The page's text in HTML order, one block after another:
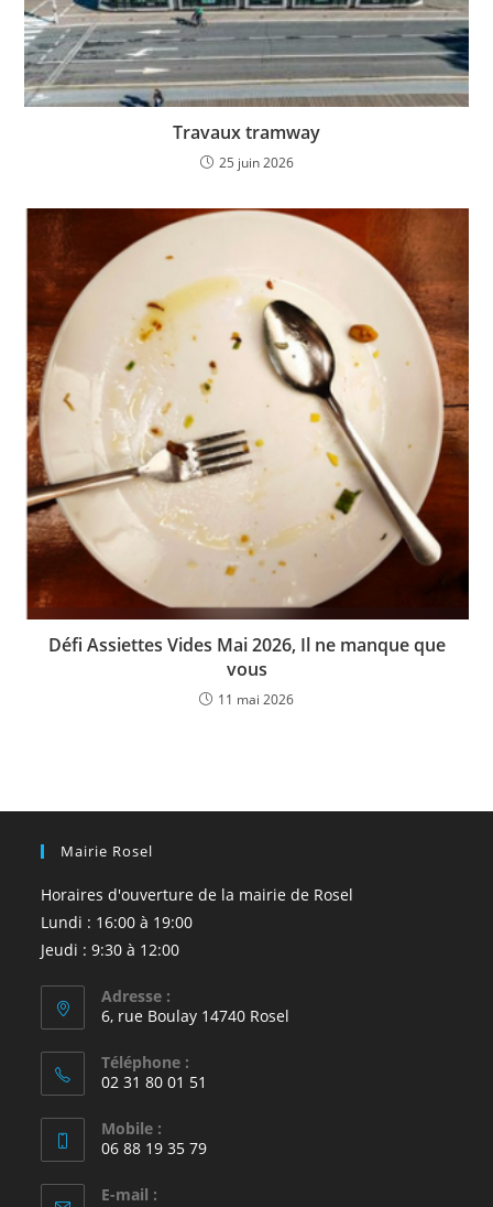
Travaux tramway
25 juin 2026
Défi Assiettes Vides Mai 2026, Il ne manque que
vous
11 mai 2026
Mairie Rosel
Horaires d'ouverture de la mairie de Rosel
Lundi : 16:00 à 19:00
Jeudi : 9:30 à 12:00
Adresse :
6, rue Boulay 14740 Rosel
Téléphone :
02 31 80 01 51
Mobile :
06 88 19 35 79
E-mail :